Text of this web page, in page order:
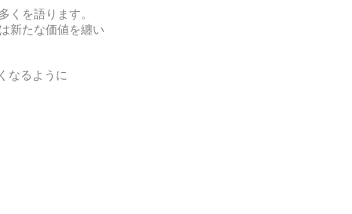
くを語ります。
新たな価値を纏い
なるように